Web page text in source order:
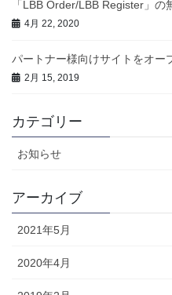
「LBB Order/LBB Register」
4月 22, 2020
パートナー様向けサイトをオー
2月 15, 2019
カテゴリー
お知らせ
アーカイブ
2021年5月
2020年4月